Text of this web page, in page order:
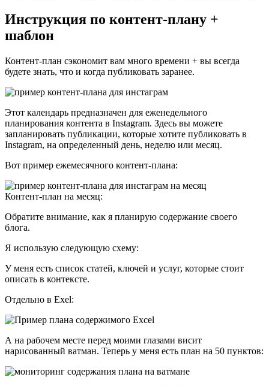
Инструкция по контент-плану +
шаблон
Контент-план сэкономит вам много времени + вы всегда
будете знать, что и когда публиковать заранее.
Этот календарь предназначен для еженедельного
планирования контента в Instagram. Здесь вы можете
запланировать публикации, которые хотите публиковать в
Instagram, на определенный день, неделю или месяц.
Вот пример ежемесячного контент-плана:
Контент-план на месяц:
Обратите внимание, как я планирую содержание своего
блога.
Я использую следующую схему:
У меня есть список статей, ключей и услуг, которые стоит
описать в контексте.
Отдельно в Exel:
А на рабочем месте перед моими глазами висит
нарисованный ватман. Теперь у меня есть план на 50 пунктов: